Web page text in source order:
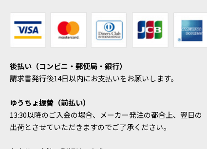
後払い（コンビニ・郵便局・銀行）
請求書発行後14日以内にお支払いをお願いします。
ゆうちょ振替（前払い）
13:30以降のご入金の場合、メーカー発注の都合上、翌日の
出荷とさせていただきますのでご了承ください。